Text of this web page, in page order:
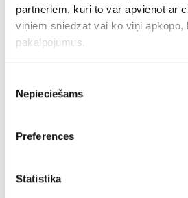
partneriem, kuri to var apvienot ar
viņiem sniedzat vai ko viņi apkopo,
pakalpojumus.
izvēle
Nepieciešams
Preferences
Statistika
Savienotājs U roktura
Uzdot jautājumu
Drukāt